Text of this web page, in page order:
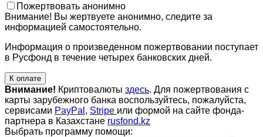
Пожертвовать анонимно
Внимание! Вы жертвуете анонимно, следите за
информацией самостоятельно.
Информация о произведенном пожертвовании поступает
в Русфонд в течение четырех банковских дней.
К оплате
Внимание! Криптовалюты здесь. Для пожертвования с
карты зарубежного банка воспользуйтесь, пожалуйста,
сервисами PayPal , Stripe или формой на сайте фонда-
партнера в Казахстане rusfond.kz
Выбрать программу помощи: